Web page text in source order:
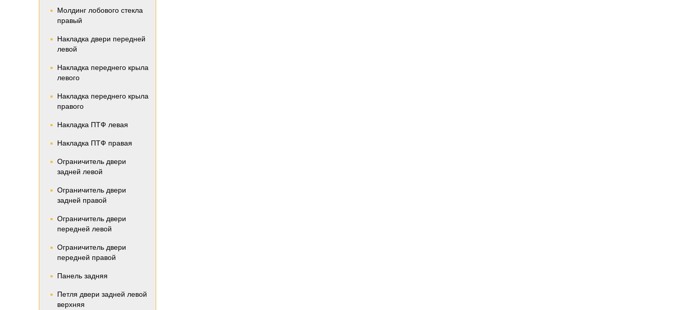
Молдинг лобового стекла
правый
Накладка двери передней
левой
Накладка переднего крыла
левого
Накладка переднего крыла
правого
Накладка ПТФ левая
Накладка ПТФ правая
Ограничитель двери
задней левой
Ограничитель двери
задней правой
Ограничитель двери
передней левой
Ограничитель двери
передней правой
Панель задняя
Петля двери задней левой
верхняя